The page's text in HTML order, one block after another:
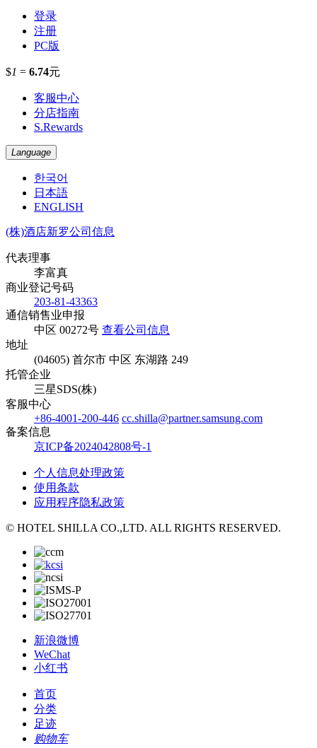
登录
注册
PC版
$1 = 6.74元
客服中心
分店指南
S.Rewards
Language
한국어
日本語
ENGLISH
(株)酒店新罗公司信息
代表理事
李富真
商业登记号码
203-81-43363
通信销售业申报
中区 00272号 查看公司信息
地址
(04605) 首尔市 中区 东湖路 249
托管企业
三星SDS(株)
客服中心
+86-4001-200-446 cc.shilla@partner.samsung.com
备案信息
京ICP备2024042808号-1
个人信息处理政策
使用条款
应用程序隐私政策
© HOTEL SHILLA CO.,LTD. ALL RIGHTS RESERVED.
新浪微博
WeChat
小红书
首页
分类
足迹
购物车